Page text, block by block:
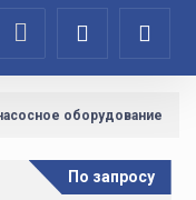
оборудование
По запросу